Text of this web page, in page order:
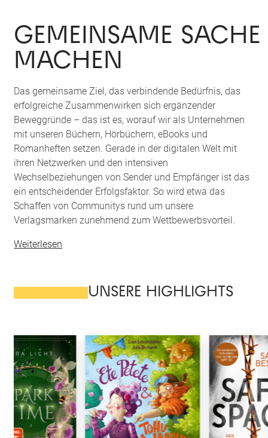
GEMEINSAME SACHE
MACHEN
Das gemeinsame Ziel, das verbindende Bedürfnis, das
erfolgreiche Zusammenwirken sich ergänzender
Beweggründe – das ist es, worauf wir als Unternehmen
mit unseren Büchern, Hörbüchern, eBooks und
Romanheften setzen. Gerade in der digitalen Welt mit
ihren Netzwerken und den intensiven
Wechselbeziehungen von Sender und Empfänger ist das
ein entscheidender Erfolgsfaktor. So wird etwa das
Schaffen von Communitys rund um unsere
Verlagsmarken zunehmend zum Wettbewerbsvorteil.
Weiterlesen
UNSERE HIGHLIGHTS